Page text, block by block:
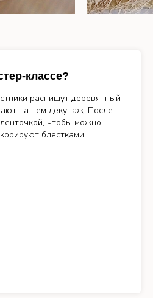
классе?
распишут деревянный
на нем декупаж. После
чтобы можно
блестками.